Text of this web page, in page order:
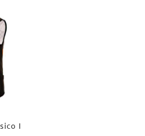
€.
I